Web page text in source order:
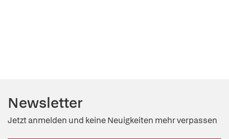
Newsletter
Jetzt anmelden und keine Neuigkeiten mehr verpassen